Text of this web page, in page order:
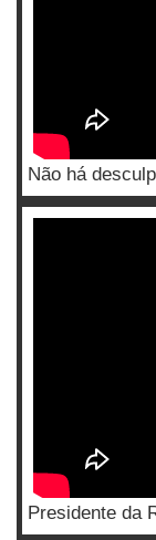
Não há
Presidente da